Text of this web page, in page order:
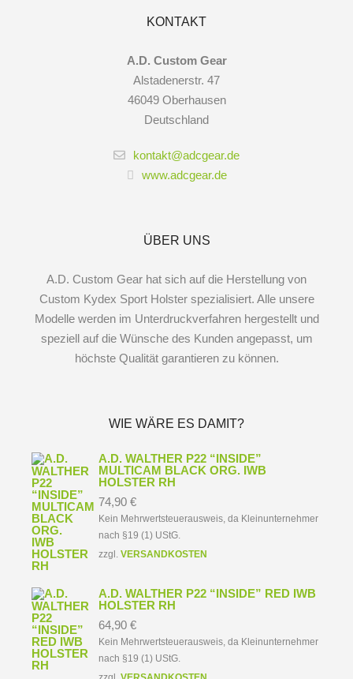
KONTAKT
A.D. Custom Gear
Alstadenerstr. 47
46049 Oberhausen
Deutschland
kontakt@adcgear.de
www.adcgear.de
ÜBER UNS
A.D. Custom Gear hat sich auf die Herstellung von
Custom Kydex Sport Holster spezialisiert. Alle unsere
Modelle werden im Unterdruckverfahren hergestellt und
speziell auf die Wünsche des Kunden angepasst, um
höchste Qualität garantieren zu können.
WIE WÄRE ES DAMIT?
A.D. WALTHER P22 “INSIDE”
MULTICAM BLACK ORG. IWB
HOLSTER RH
74,90 €
Kein Mehrwertsteuerausweis, da Kleinunternehmer
nach §19 (1) UStG.
zzgl. VERSANDKOSTEN
A.D. WALTHER P22 “INSIDE” RED IWB
HOLSTER RH
64,90 €
Kein Mehrwertsteuerausweis, da Kleinunternehmer
nach §19 (1) UStG.